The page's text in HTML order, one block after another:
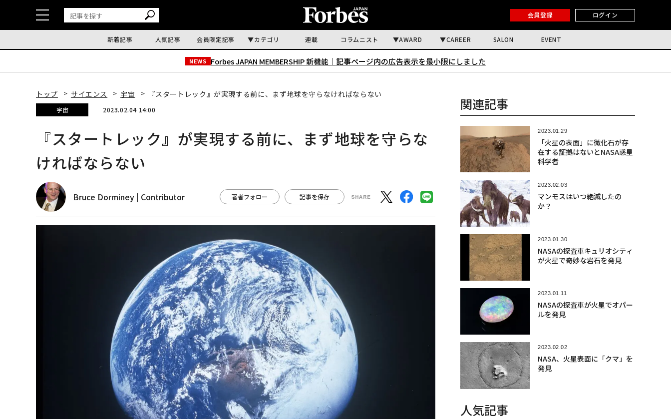
会員登録 ログイン
新着記事 人気記事 会員限定記事 カテゴリ 連載 コラムニスト AWARD CAREER SALON EVENT
NEWS Forbes JAPAN MEMBERSHIP 新機能｜ 記事ページ内の広告表示を最小限にしました
トップ サイエンス 宇宙 『スタートレック』が実現する前に、まず地球を守らなければならない
宇宙 2023.02.04 14:00
『スタートレック』が実現する前に、まず地球を守らな
ければならない
Bruce Dorminey | Contributor 著者フォロー 記事を保存
関連記事
2023.01.29
「火星の表面」に微化石が存
在する証拠はないとNASA惑星
科学者
2023.02.03
マンモスはいつ絶滅したの
か？
2023.01.30
NASAの探査車キュリオシティ
が火星で奇妙な岩石を発見
2023.01.11
NASAの探査車が火星でオパー
ルを発見
2023.02.02
NASA、火星表面に「クマ」を
発見
人気記事